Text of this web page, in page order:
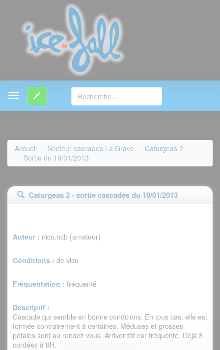
MENU
Accueil Secteur cascades La Grave
Caturgeas 2
Sortie du 19/01/2013
Caturgeas 2 - sortie cascades du 19/01/2013
Auteur : nico.ncb (amateur)
Conditions : de visu
Fréquentation : fréquenté
Descriptif :
Cascade qui semble en bonne conditions. En tous cas, elle est
formée contrairement à certaines. Méduses et grosses
pétales sont au rendez vous. Arriver tôt car fréquenté. Déjà 3
cordées à 9H.